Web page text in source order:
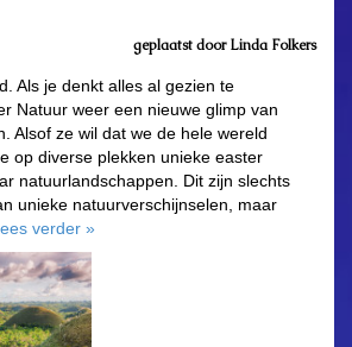
geplaatst doorLinda Folkers
Als je denkt alles al gezien te
Natuur weer een nieuwe glimp van
Alsof ze wil dat we de hele wereld
op diverse plekken unieke easter
natuurlandschappen. Dit zijn slechts
unieke natuurverschijnselen, maar
verder »